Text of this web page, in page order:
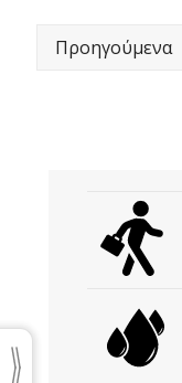
Προηγούμενα